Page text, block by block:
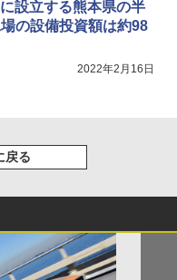
設立する熊本県の半
の設備投資額は約98
2022年2月16日
戻る